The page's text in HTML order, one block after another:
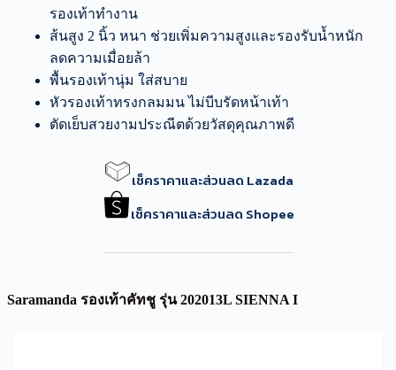
รองเท้าทำงาน
ส้นสูง 2 นิ้ว หนา ช่วยเพิ่มความสูงและรองรับน้ำหนัก
ลดความเมื่อยล้า
พื้นรองเท้านุ่ม ใส่สบาย
หัวรองเท้าทรงกลมมน ไม่บีบรัดหน้าเท้า
ตัดเย็บสวยงามประณีตด้วยวัสดุคุณภาพดี
เช็คราคาและส่วนลด Lazada
เช็คราคาและส่วนลด Shopee
Saramanda รองเท้าคัทชู รุ่น 202013L SIENNA I